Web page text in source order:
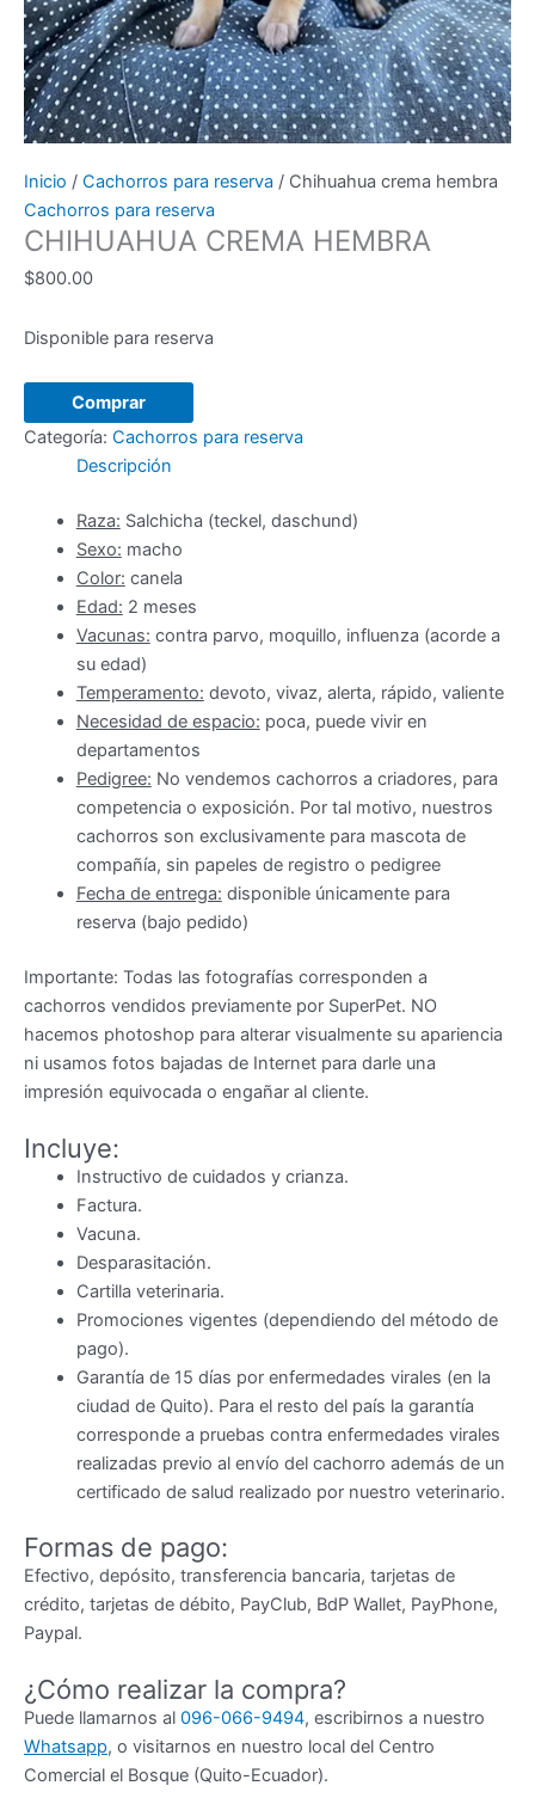
Inicio / Cachorros para reserva / Chihuahua crema hembra
Cachorros para reserva
CHIHUAHUA CREMA HEMBRA
$800.00
Disponible para reserva
Chihuahua
crema
hembra
Comprar
Categoría: Cachorros para reserva
Descripción
Raza: Salchicha (teckel, daschund)
Sexo: macho
Color: canela
Edad: 2 meses
Vacunas: contra parvo, moquillo, influenza (acorde a
su edad)
Temperamento: devoto, vivaz, alerta, rápido, valiente
Necesidad de espacio: poca, puede vivir en
departamentos
Pedigree: No vendemos cachorros a criadores, para
competencia o exposición. Por tal motivo, nuestros
cachorros son exclusivamente para mascota de
compañía, sin papeles de registro o pedigree
Fecha de entrega: disponible únicamente para
reserva (bajo pedido)
Importante: Todas las fotografías corresponden a
cachorros vendidos previamente por SuperPet. NO
hacemos photoshop para alterar visualmente su apariencia
ni usamos fotos bajadas de Internet para darle una
impresión equivocada o engañar al cliente.
Incluye:
Instructivo de cuidados y crianza.
Factura.
Vacuna.
Desparasitación.
Cartilla veterinaria.
Promociones vigentes (dependiendo del método de
pago).
Garantía de 15 días por enfermedades virales (en la
ciudad de Quito). Para el resto del país la garantía
corresponde a pruebas contra enfermedades virales
realizadas previo al envío del cachorro además de un
certificado de salud realizado por nuestro veterinario.
Formas de pago:
Efectivo, depósito, transferencia bancaria, tarjetas de
crédito, tarjetas de débito, PayClub, BdP Wallet, PayPhone,
Paypal.
¿Cómo realizar la compra?
Puede llamarnos al 096-066-9494, escribirnos a nuestro
Whatsapp, o visitarnos en nuestro local del Centro
Comercial el Bosque (Quito-Ecuador).